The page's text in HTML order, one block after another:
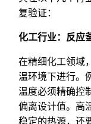
复验证：
化工行业：反应
在精细化工领域
温环境下进行。
温度必须精确
偏离设计值。高
稳定的热源，还